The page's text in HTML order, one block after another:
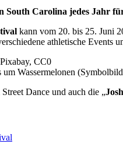
Carolina jedes Jahr
kann vom 20. bis 25. Juni
athletische Events
Wassermelonen
Dance und auch die „